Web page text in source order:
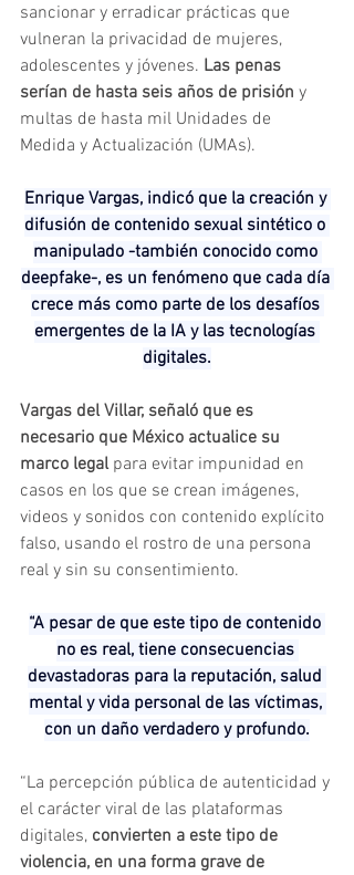
sancionar y erradicar prácticas que
vulneran la privacidad de mujeres,
adolescentes y jóvenes. Las penas
serían de hasta seis años de prisión y
multas de hasta mil Unidades de
Medida y Actualización (UMAs).
Enrique Vargas, indicó que la creación y
difusión de contenido sexual sintético o
manipulado -también conocido como
deepfake-, es un fenómeno que cada día
crece más como parte de los desafíos
emergentes de la IA y las tecnologías
digitales.
Vargas del Villar, señaló que es
necesario que México actualice su
marco legal para evitar impunidad en
casos en los que se crean imágenes,
videos y sonidos con contenido explícito
falso, usando el rostro de una persona
real y sin su consentimiento.
“A pesar de que este tipo de contenido
no es real, tiene consecuencias
devastadoras para la reputación, salud
mental y vida personal de las víctimas,
con un daño verdadero y profundo.
“La percepción pública de autenticidad y
el carácter viral de las plataformas
digitales, convierten a este tipo de
violencia, en una forma grave de